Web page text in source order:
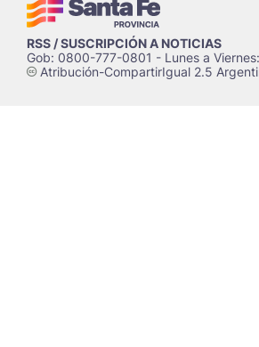
RSS / SUSCRIPCIÓN A NOTICIAS
Gob: 0800-777-0801 - Lunes a
cAtribución-CompartirIgual 2.5